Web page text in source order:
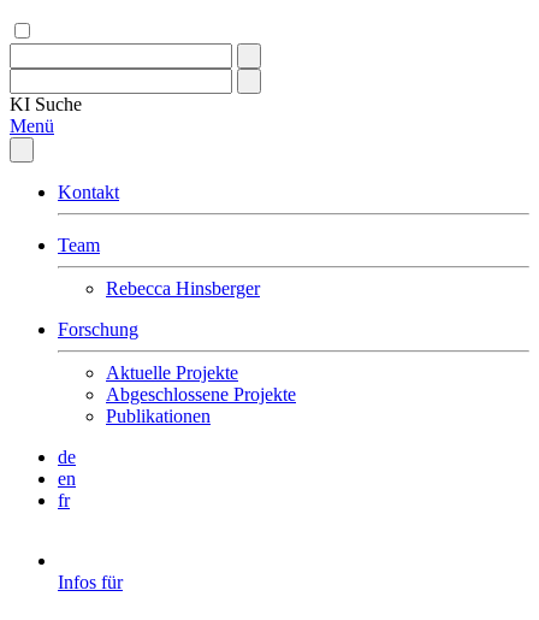
KI Suche
Menü
Kontakt
Team
Rebecca Hinsberger
Forschung
Aktuelle Projekte
Abgeschlossene Projekte
Publikationen
de
en
fr
Infos für